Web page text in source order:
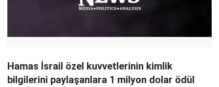
Hamas İsrail özel kuvvetlerinin kimlik
bilgilerini paylaşanlara 1 milyon dolar ödül